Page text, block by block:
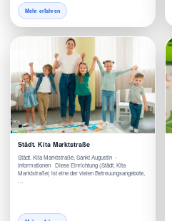
Mehr erfahren
Städt. Kita Marktstraße
Städt. Kita Marktstraße, Sankt Augustin -
Informationen Diese Einrichtung (Städt. Kita
Marktstraße) ist eine der vielen Betreuungsangebote,